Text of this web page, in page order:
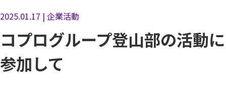
2025.01.17 | 企業活動
コプログループ登山部の活動に
参加して